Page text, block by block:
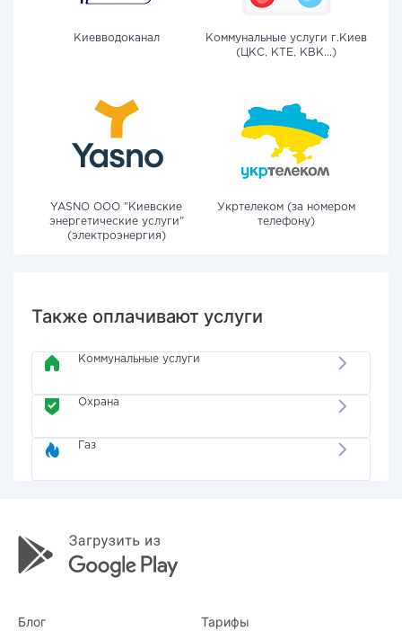
Киевводоканал
Коммунальные услуги г.Киев
(ЦКС, КТЕ, КВК...)
YASNO OOO "Киевские
энергетические услуги"
(электроэнергия)
Укртелеком (за номером
телефону)
Также оплачивают услуги
Коммунальные услуги
Охрана
Газ
Блог Тарифы